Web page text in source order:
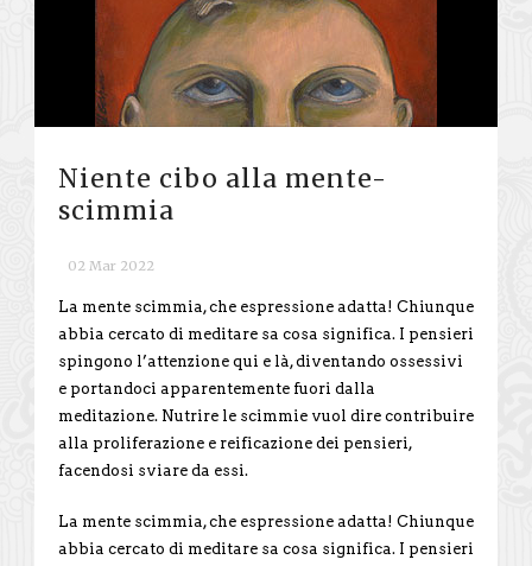
Niente cibo alla mente-
scimmia
02 Mar 2022
La mente scimmia, che espressione adatta! Chiunque
abbia cercato di meditare sa cosa significa. I pensieri
spingono l’attenzione qui e là, diventando ossessivi
e portandoci apparentemente fuori dalla
meditazione. Nutrire le scimmie vuol dire contribuire
alla proliferazione e reificazione dei pensieri,
facendosi sviare da essi.
La mente scimmia, che espressione adatta! Chiunque
abbia cercato di meditare sa cosa significa. I pensieri